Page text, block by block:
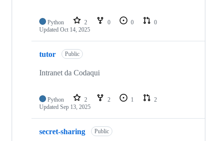
Python 2 0 0
0
Updated Oct 14, 2025
tutor Public
Intranet da Codaqui
Python 2 2 1
2
Updated Sep 13, 2025
secret-sharing Public